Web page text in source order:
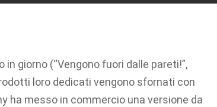
giorno (“Vengono fuori dalle pareti!”,
loro dedicati vengono sfornati con
ha messo in commercio una versione da